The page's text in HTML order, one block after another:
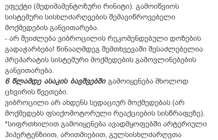
ეფექტი (მედიმამენტოზური რინიტი). გამოიწვიოს
სისტემური სისხლძარღვების შემავიწროვებელი
მოქმედების განვითარება.
- არ შეიძლება ვიბროცილის რეკომენდებული დოზების
გადაჭარბება! წინააღმდეგ შემთხვევაში შესაძლებელია
პრეპარატის სისტემური მოქმედების გამოვლინებების
განვითარება.
6 წლამდე ასაკის ბავშვებში გამოიყენება მხოლოდ
ცხვირის წვეთები.
ვიბროცილი არ ახდენს სედაციურ მოქმედებას (არ
მოქმედებს ფსიქომოტორული რეაქციების სისწრაფეზე).
*სიფრთხილით გამოიყენება ავადმყოფებში არტერიული
ჰიპერტენზიით, არითმიებით, გულსისხლძარღვთა